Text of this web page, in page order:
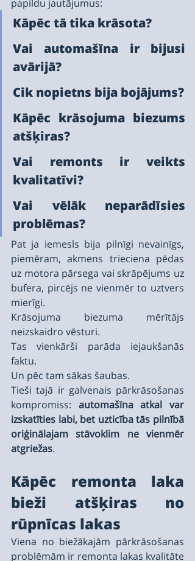
papildu jautājumus:
Kāpēc tā tika krāsota?
Vai automašīna ir bijusi
avārijā?
Cik nopietns bija bojājums?
Kāpēc krāsojuma biezums
atšķiras?
Vai remonts ir veikts
kvalitatīvi?
Vai vēlāk neparādīsies
problēmas?
Pat ja iemesls bija pilnīgi nevainīgs,
piemēram, akmens trieciena pēdas
uz motora pārsega vai skrāpējums uz
bufera, pircējs ne vienmēr to uztvers
mierīgi.
Krāsojuma biezuma mērītājs
neizskaidro vēsturi.
Tas vienkārši parāda iejaukšanās
faktu.
Un pēc tam sākas šaubas.
Tieši tajā ir galvenais pārkrāsošanas
kompromiss: automašīna atkal var
izskatīties labi, bet uzticība tās pilnībā
oriģinālajam stāvoklim ne vienmēr
atgriežas.
Kāpēc remonta laka
bieži atšķiras no
rūpnīcas lakas
Viena no biežākajām pārkrāsošanas
problēmām ir remonta lakas kvalitāte